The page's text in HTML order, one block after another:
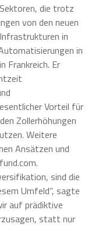
die trotz
von den neuen
in
in
Frankreich. Er
Vorteil für
Zollerhöhungen
Weitere
Ansätzen und
sind die
Umfeld“, sagte
auf prädiktive
statt nur